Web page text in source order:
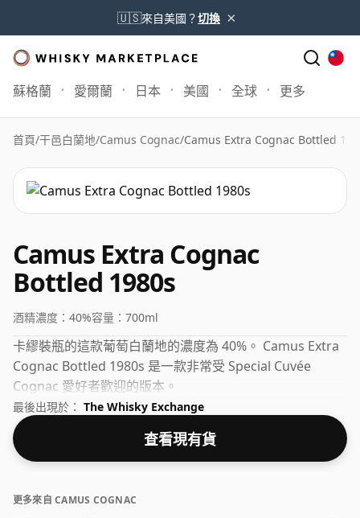
🇺🇸來自美國？切換 ×
蘇格蘭 愛爾蘭 日本 美國 全球 更多
首頁/干邑白蘭地/Camus Cognac/Camus Extra Cognac Bottled
Camus Extra Cognac
Bottled 1980s
酒精濃度： 40%容量： 700ml
卡繆裝瓶的這款葡萄白蘭地的濃度為 40%。 Camus Extra
Cognac Bottled 1980s 是一款非常受 Special Cuvée
Cognac 愛好者歡迎的版本。
最後出現於： The Whisky Exchange
查看現有貨
更多來自 CAMUS COGNAC